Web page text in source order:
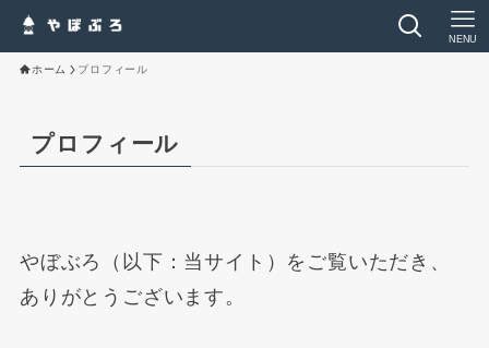
NENU
ホーム プロフィール
プロフィール
やぼぶろ（以下：当サイト）をご覧いただき、
ありがとうございます。